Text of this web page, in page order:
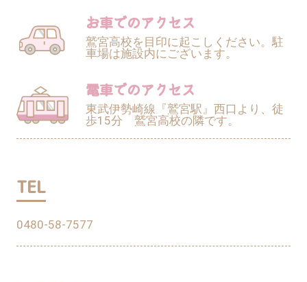
お車でのアクセス
鷲宮高校を目印に起こしください。駐
車場は施設内にございます。
電車でのアクセス
東武伊勢崎線『鷲宮駅』西口より、徒
歩15分 鷲宮高校の隣です。
TEL
0480-58-7577